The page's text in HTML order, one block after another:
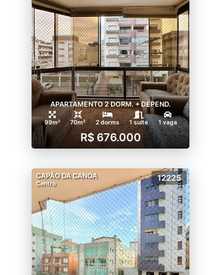
APARTAMENTO 2 DORM. + DEPEND.
99m² 70m² 2 dorms 1 suíte 1 vaga
R$ 676.000
CAPÃO DA CANOA
Centro
12225